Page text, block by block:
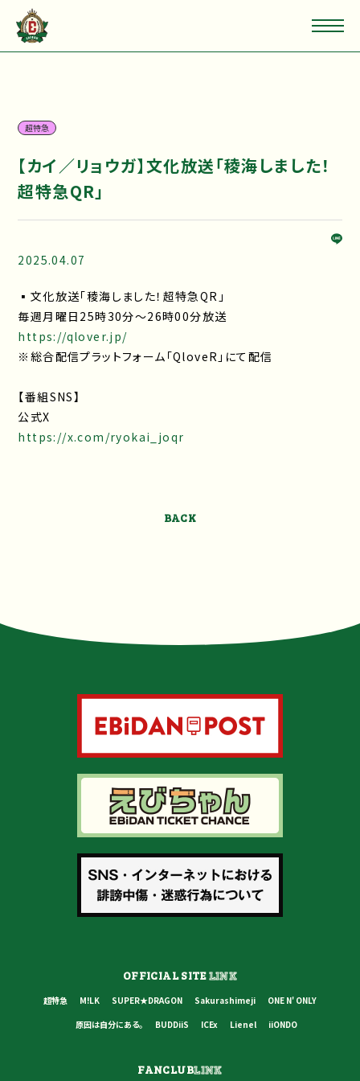
超特急
【カイ／リョウガ】文化放送「稜海しました！
超特急QR」
2025.04.07
▪文化放送「稜海しました！超特急QR」
毎週月曜日25時30分～26時00分放送
https://qlover.jp/
※総合配信プラットフォーム「QloveR」にて配信
【番組SNS】
公式X
https://x.com/ryokai_joqr
BACK
OFFICIAL SITELINK
超特急 M!LK SUPER★DRAGON Sakurashimeji
ONE N' ONLY
原因は自分にある。
BUDDiiS ICEx Lienel iiONDO
FANCLUBLINK